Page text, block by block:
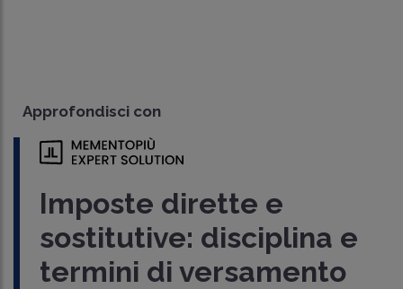
Approfondisci con
Imposte dirette e
sostitutive: disciplina e
termini di versamento